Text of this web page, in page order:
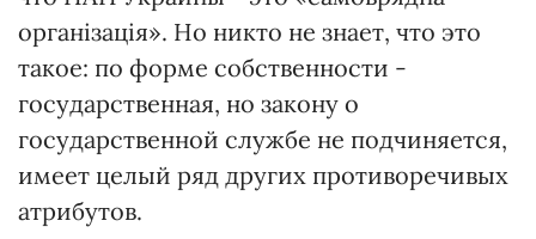
організація». Но никто не знает, что это
такое: по форме собственности -
государственная, но закону о
государственной службе не подчиняется,
имеет целый ряд других противоречивых
атрибутов.